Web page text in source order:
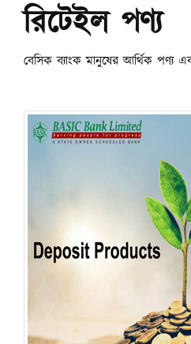
রিটেইল পণ্য
বেসিক ব্যাংক মানুষের আর্থিক পণ্য